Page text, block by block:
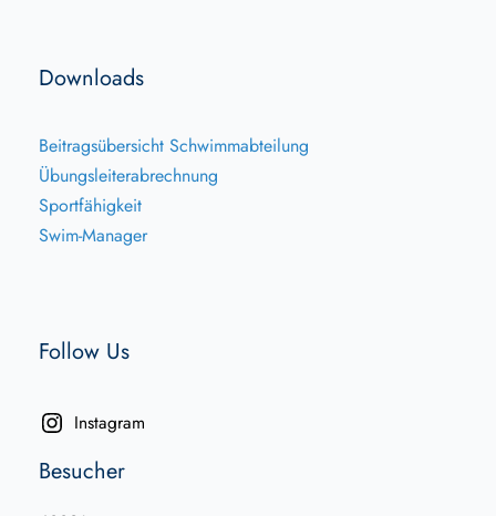
Downloads
Beitragsübersicht Schwimmabteilung
Übungsleiterabrechnung
Sportfähigkeit
Swim-Manager
Follow Us
Instagram
Besucher